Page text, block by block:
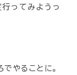
ってみようっ
やることに。